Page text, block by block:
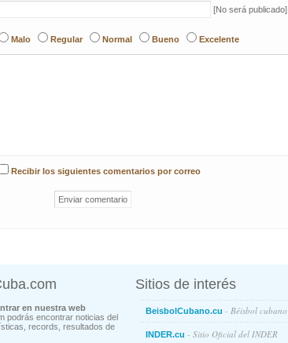
[No será publicado]
Malo Regular Normal Bueno Excelente
Recibir los siguientes comentarios por correo
en nuestra web
podrás encontrar noticias del
records, resultados de
Sitios de interés
BeisbolCubano.cu - Béisbol cubano
INDER.cu - Sitio Oficial del INDER